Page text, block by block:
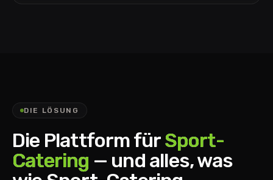
DIE LÖSUNG
Die Plattform fürSport-
Catering — und alles, was